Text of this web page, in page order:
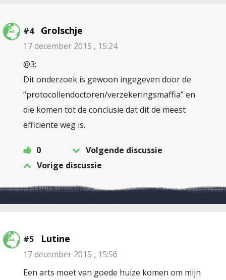
#4 Grolschje
17 december 2015 , 15:24
@3:
Dit onderzoek is gewoon ingegeven door de
“protocollendoctoren/verzekeringsmaffia” en
die komen tot de conclusie dat dit de meest
efficiënte weg is.
0
Volgende discussie
Vorige discussie
#5 Lutine
17 december 2015 , 15:56
Een arts moet van goede huize komen om mijn